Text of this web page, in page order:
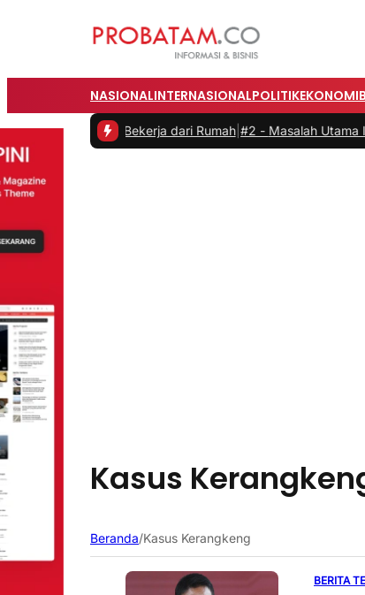
NASIONALINTERNASIONALPOLITIKEKONOMI
saat Bekerja dari Rumah |#2 -Masalah Utama
Kasus
Beranda/Kasus Kerangkeng
BERITA